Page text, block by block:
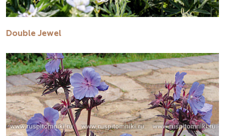
Double Jewel